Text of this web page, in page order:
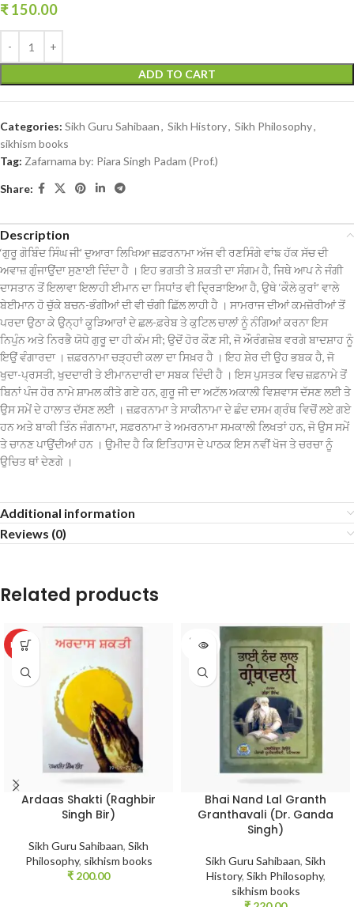
₹150.00
ADD TO CART
Categories: Sikh Guru Sahibaan, Sikh History, Sikh Philosophy,
sikhism books
Tag: Zafarnama by: Piara Singh Padam (Prof.)
Share:
Description
‘ਗੁਰੂ ਗੋਬਿੰਦ ਸਿੰਘ ਜੀ’ ਦੁਆਰਾ ਲਿਖਿਆ ਜ਼ਫ਼ਰਨਾਮਾ ਅੱਜ ਵੀ ਰਣਸਿੰਗੇ ਵਾਂਙ ਹੱਕ ਸੱਚ ਦੀ
ਅਵਾਜ਼ ਗੁੰਜਾਉਂਦਾ ਸੁਣਾਈ ਦਿੰਦਾ ਹੈ । ਇਹ ਭਗਤੀ ਤੇ ਸ਼ਕਤੀ ਦਾ ਸੰਗਮ ਹੈ, ਜਿਥੇ ਆਪ ਨੇ ਜੰਗੀ
ਦਾਸਤਾਨ ਤੋਂ ਇਲਾਵਾ ਇਲਾਹੀ ਈਮਾਨ ਦਾ ਸਿਧਾਂਤ ਵੀ ਦ੍ਰਿੜਾਇਆ ਹੈ, ਉਥੇ ‘ਕੌਲੇ ਕੁਰਾਂ’ ਵਾਲੇ
ਬੇਈਮਾਨ ਹੋ ਚੁੱਕੇ ਬਚਨ-ਭੰਗੀਆਂ ਦੀ ਵੀ ਚੰਗੀ ਛਿੱਲ ਲਾਹੀ ਹੈ । ਸਾਮਰਾਜ ਦੀਆਂ ਕਮਜ਼ੋਰੀਆਂ ਤੋਂ
ਪਰਦਾ ਉਠਾ ਕੇ ਉਨ੍ਹਾਂ ਕੂੜਿਆਰਾਂ ਦੇ ਛਲ-ਫ਼ਰੇਬ ਤੇ ਕੁਟਿਲ ਚਾਲਾਂ ਨੂੰ ਨੰਗਿਆਂ ਕਰਨਾ ਇਸ
ਨਿਪੁੰਨ ਅਤੇ ਨਿਰਭੈ ਯੋਧੇ ਗੁਰੂ ਦਾ ਹੀ ਕੰਮ ਸੀ; ਉਦੋਂ ਹੋਰ ਕੌਣ ਸੀ, ਜੋ ਔਰੰਗਜ਼ੇਬ ਵਰਗੇ ਬਾਦਸ਼ਾਹ ਨੂੰ
ਇਉਂ ਵੰਗਾਰਦਾ । ਜ਼ਫ਼ਰਨਾਮਾ ਚੜ੍ਹਦੀ ਕਲਾ ਦਾ ਸਿਖ਼ਰ ਹੈ । ਇਹ ਸ਼ੇਰ ਦੀ ਉਹ ਭਬਕ ਹੈ, ਜੋ
ਖੁਦਾ-ਪ੍ਰਸਤੀ, ਖੁਦਦਾਰੀ ਤੇ ਈਮਾਨਦਾਰੀ ਦਾ ਸਬਕ ਦਿੰਦੀ ਹੈ । ਇਸ ਪੁਸਤਕ ਵਿਚ ਜ਼ਫ਼ਨਾਮੇ ਤੋਂ
ਬਿਨਾਂ ਪੰਜ ਹੋਰ ਨਾਮੇ ਸ਼ਾਮਲ ਕੀਤੇ ਗਏ ਹਨ, ਗੁਰੂ ਜੀ ਦਾ ਅਟੱਲ ਅਕਾਲੀ ਵਿਸ਼ਵਾਸ ਦੱਸਣ ਲਈ ਤੇ
ਉਸ ਸਮੇਂ ਦੇ ਹਾਲਾਤ ਦੱਸਣ ਲਈ । ਜ਼ਫ਼ਰਨਾਮਾ ਤੇ ਸਾਕੀਨਾਮਾ ਦੇ ਛੰਦ ਦਸਮ ਗ੍ਰੰਥ ਵਿਚੋਂ ਲਏ ਗਏ
ਹਨ ਅਤੇ ਬਾਕੀ ਤਿੰਨ ਜੰਗਨਾਮਾ, ਸਫ਼ਰਨਾਮਾ ਤੇ ਅਮਰਨਾਮਾ ਸਮਕਾਲੀ ਲਿਖਤਾਂ ਹਨ, ਜੋ ਉਸ ਸਮੇਂ
ਤੇ ਚਾਨਣ ਪਾਉਂਦੀਆਂ ਹਨ । ਉਮੀਦ ਹੈ ਕਿ ਇਤਿਹਾਸ ਦੇ ਪਾਠਕ ਇਸ ਨਵੀਂ ਖੋਜ ਤੇ ਚਰਚਾ ਨੂੰ
ਉਚਿਤ ਥਾਂ ਦੇਣਗੇ ।
Additional information
Reviews (0)
Related products
HOT
Ardaas Shakti (Raghbir
Singh Bir)
Sikh Guru Sahibaan, Sikh
Philosophy, sikhism books
₹ 200.00
SOLD
OUT
Bhai Nand Lal Granth
Granthavali (Dr. Ganda
Singh)
Sikh Guru Sahibaan, Sikh
History, Sikh Philosophy,
sikhism books